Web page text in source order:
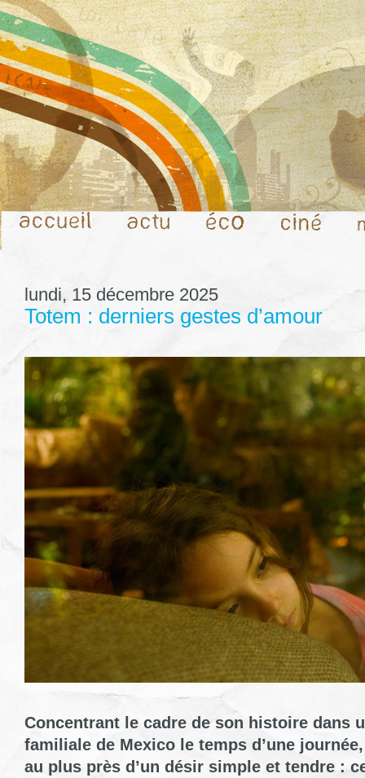
lundi, 15 décembre 2025
Totem : derniers gestes d’amour
Concentrant le cadre de son histoire dans
familiale de Mexico le temps d’une
au plus près d’un désir simple et tendre :